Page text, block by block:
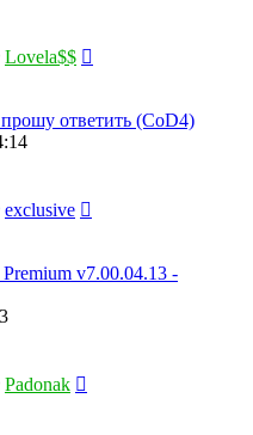
Lovela$$
ответить (CoD4)
exclusive
v7.00.04.13 -
Padonak